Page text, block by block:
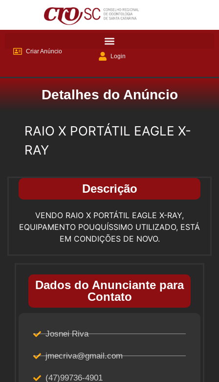
Criar Anúncio
Login
Detalhes do Anúncio
RAIO X PORTÁTIL EAGLE X-
RAY
Descrição
VENDO RAIO X PORTÁTIL EAGLE X-RAY,
EQUIPAMENTO POUQUÍSSIMO UTILIZADO, ESTÁ
EM CONDIÇÕES DE NOVO.
Dados do Anunciante para
Contato
Josnei Riva
jmecriva@gmail.com
(47)99736-4901